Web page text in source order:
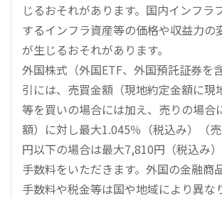
じるおそれがあります。国内インフラ
するインフラ資産等の価格や収益力の
が生じるおそれがあります。
外国株式（外国ETF、外国預託証券を
引には、売買金額（現地約定金額に現
等を買いの場合には加え、売りの場合
額）に対し最大1.045％（税込み）（
円以下の場合は最大7,810円（税込み
手数料をいただきます。外国の金融商
手数料や税金等は国や地域により異な